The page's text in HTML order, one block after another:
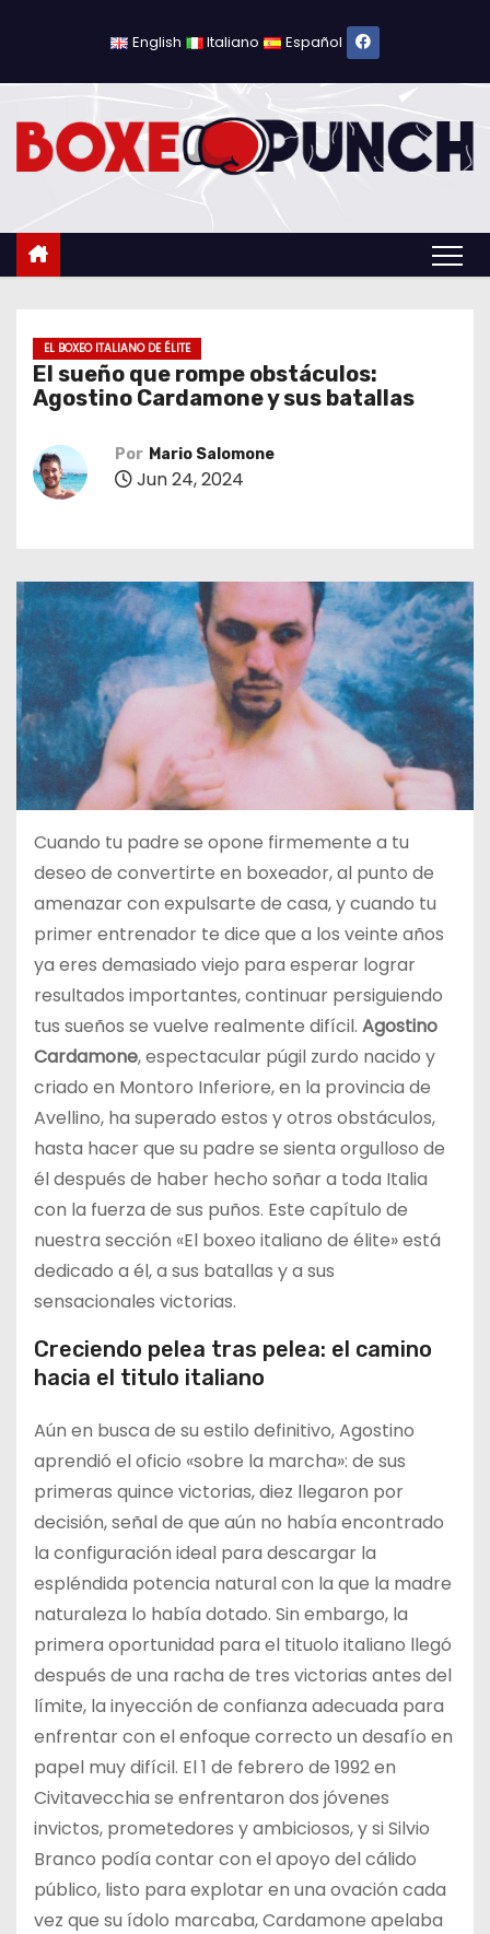
l
English Italiano Español
EL BOXEO ITALIANO DE ÉLITE
El sueño que rompe obstáculos:
Agostino Cardamone y sus batallas
Por Mario Salomone
Jun 24, 2024
Cuando tu padre se opone firmemente a tu
deseo de convertirte en boxeador, al punto de
amenazar con expulsarte de casa, y cuando tu
primer entrenador te dice que a los veinte años
ya eres demasiado viejo para esperar lograr
resultados importantes, continuar persiguiendo
tus sueños se vuelve realmente difícil. Agostino
Cardamone, espectacular púgil zurdo nacido y
criado en Montoro Inferiore, en la provincia de
Avellino, ha superado estos y otros obstáculos,
hasta hacer que su padre se sienta orgulloso de
él después de haber hecho soñar a toda Italia
con la fuerza de sus puños. Este capítulo de
nuestra sección «El boxeo italiano de élite» está
dedicado a él, a sus batallas y a sus
sensacionales victorias.
Creciendo pelea tras pelea: el camino
hacia el titulo italiano
Aún en busca de su estilo definitivo, Agostino
aprendió el oficio «sobre la marcha»: de sus
primeras quince victorias, diez llegaron por
decisión, señal de que aún no había encontrado
la configuración ideal para descargar la
espléndida potencia natural con la que la madre
naturaleza lo había dotado. Sin embargo, la
primera oportunidad para el tituolo italiano llegó
después de una racha de tres victorias antes del
límite, la inyección de confianza adecuada para
enfrentar con el enfoque correcto un desafío en
papel muy difícil. El 1 de febrero de 1992 en
Civitavecchia se enfrentaron dos jóvenes
invictos, prometedores y ambiciosos, y si Silvio
Branco podía contar con el apoyo del cálido
público, listo para explotar en una ovación cada
vez que su ídolo marcaba, Cardamone apelaba